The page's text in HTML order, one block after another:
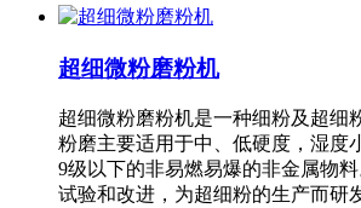
超细微粉磨粉机
超细微粉磨粉机是一种细粉及超细
粉磨主要适用于中、低硬度，湿度
9级以下的非易燃易爆的非金属物
试验和改进，为超细粉的生产而研